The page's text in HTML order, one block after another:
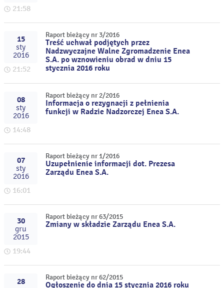
21:58
15
sty
2016
21:52
Raport bieżący nr 3/2016
Treść uchwał podjętych przez
Nadzwyczajne Walne Zgromadzenie Enea
S.A. po wznowieniu obrad w dniu 15
stycznia 2016 roku
08
sty
2016
14:48
Raport bieżący nr 2/2016
Informacja o rezygnacji z pełnienia
funkcji w Radzie Nadzorczej Enea S.A.
07
sty
2016
16:01
Raport bieżący nr 1/2016
Uzupełnienie informacji dot. Prezesa
Zarządu Enea S.A.
30
gru
2015
19:44
Raport bieżący nr 63/2015
Zmiany w składzie Zarządu Enea S.A.
28
Raport bieżący nr 62/2015
Ogłoszenie do dnia 15 stycznia 2016 roku